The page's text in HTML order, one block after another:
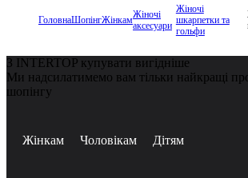
ГоловнаШопінгЖінкамЖіночі
аксесуари
Жіночі
шкарпетки та
гольфи
З INTERTOP купувати вигідніше
Ми надсилатимемо вам тільки найкращі
шопінгу
Жінкам Чоловікам Дітям